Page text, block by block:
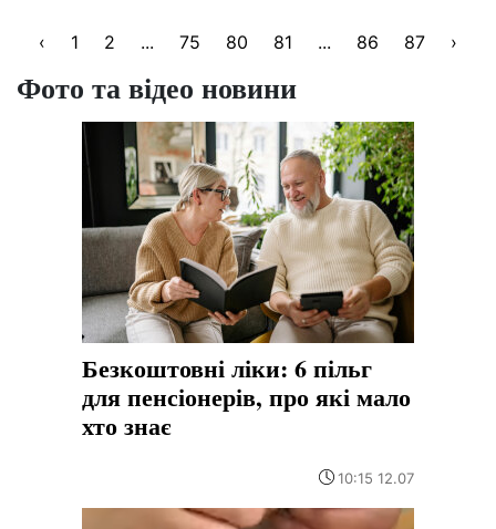
‹ 1 2 ... 75 80 81 ... 86 87 ›
Фото та відео новини
Безкоштовні ліки: 6 пільг
для пенсіонерів, про які мало
хто знає
10:15 12.07